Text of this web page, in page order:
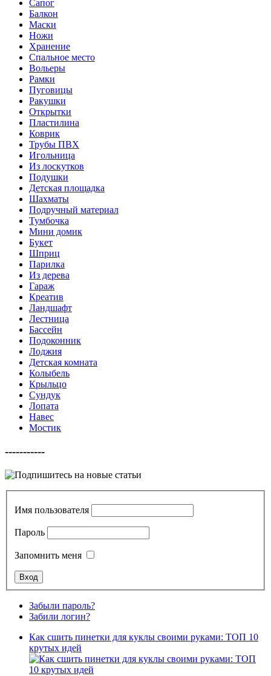
Сапог
Балкон
Маски
Ножи
Хранение
Спальное место
Вольеры
Рамки
Пуговицы
Ракушки
Открытки
Пластилина
Коврик
Трубы ПВХ
Игольница
Из лоскутков
Подушки
Детская площадка
Шахматы
Подручный материал
Тумбочка
Мини домик
Букет
Шприц
Парилка
Из дерева
Гараж
Креатив
Ландшафт
Лестница
Бассейн
Подоконник
Лоджия
Детская комната
Колыбель
Крыльцо
Сундук
Лопата
Навес
Мостик
-----------
Имя пользователя
Пароль
Запомнить меня
Забыли пароль?
Забили логин?
Как сшить пинетки для куклы своими руками: ТОП 10
крутых идей